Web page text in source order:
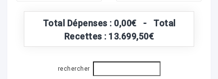
Total Dépenses : 0,00€ - Total
Recettes : 13.699,50€
rechercher